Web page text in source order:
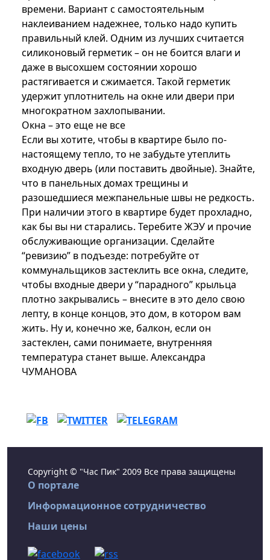
времени. Вариант с самостоятельным
наклеиванием надежнее, только надо купить
правильный клей. Одним из лучших считается
силиконовый герметик – он не боится влаги и
даже в высохшем состоянии хорошо
растягивается и сжимается. Такой герметик
удержит уплотнитель на окне или двери при
многократном захлопывании.
Окна – это еще не все
Если вы хотите, чтобы в квартире было по-
настоящему тепло, то не забудьте утеплить
входную дверь (или поставить двойные). Знайте,
что в панельных домах трещины и
разошедшиеся межпанельные швы не редкость.
При наличии этого в квартире будет прохладно,
как бы вы ни старались. Теребите ЖЭУ и прочие
обслуживающие организации. Сделайте
“ревизию” в подъезде: потребуйте от
коммунальщиков застеклить все окна, следите,
чтобы входные двери у “парадного” крыльца
плотно закрывались – внесите в это дело свою
лепту, в конце концов, это дом, в котором вам
жить. Ну и, конечно же, балкон, если он
застеклен, сами понимаете, внутренняя
температура станет выше. Александра
ЧУМАНОВА
Copyright © "Час Пик" 2009 Все права защищены
О портале
Информационное сотрудничество
Наши цены